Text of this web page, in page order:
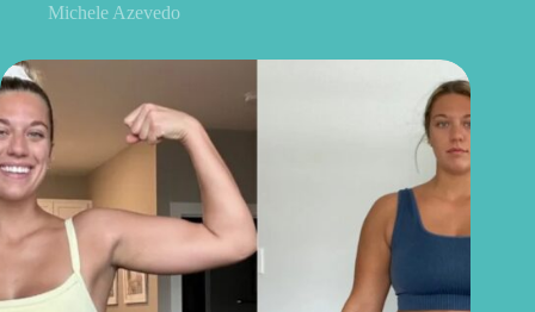
Michele Azevedo